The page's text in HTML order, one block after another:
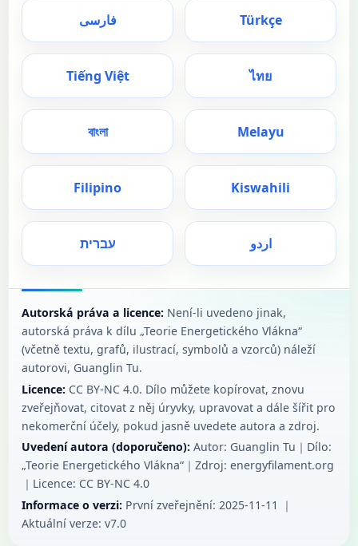
فارسی Türkçe
Tiếng Việt ไทย
বাংলা Melayu
Filipino Kiswahili
עברית اردو
Autorská práva a licence: Není-li uvedeno jinak,
autorská práva k dílu „Teorie Energetického Vlákna“
(včetně textu, grafů, ilustrací, symbolů a vzorců) náleží
autorovi, Guanglin Tu.
Licence: CC BY‑NC 4.0. Dílo můžete kopírovat, znovu
zveřejňovat, citovat z něj úryvky, upravovat a dále šířit pro
nekomerční účely, pokud jasně uvedete autora a zdroj.
Uvedení autora (doporučeno): Autor: Guanglin Tu｜Dílo:
„Teorie Energetického Vlákna“｜Zdroj: energyfilament.org
｜Licence: CC BY‑NC 4.0
Informace o verzi: První zveřejnění: 2025-11-11 ｜
Aktuální verze: v7.0